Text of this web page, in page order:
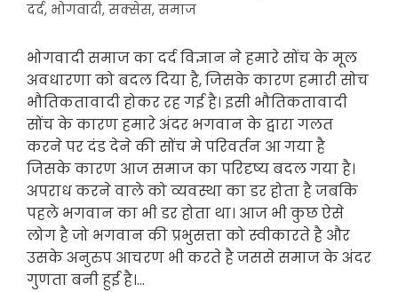
दर्द, भोगवादी, सक्सेस, समाज
भोगवादी समाज का दर्द विज्ञान ने हमारे सोंच के मूल
अवधारणा को बदल दिया है, जिसके कारण हमारी सोच
भौतिकतावादी होकर रह गई है। इसी भौतिकतावादी
सोंच के कारण हमारे अंदर भगवान के द्वारा गलत
करने पर दंड देने की सोंच मे परिवर्तन आ गया है
जिसके कारण आज समाज का परिदृष्य बदल गया है।
अपराध करने वाले को व्यवस्था का डर होता है जबकि
पहले भगवान का भी डर होता था। आज भी कुछ ऐसे
लोग है जो भगवान की प्रभुसत्ता को स्वीकारते है और
उसके अनुरुप आचरण भी करते है जससे समाज के अंदर
गुणता बनी हुई है।…